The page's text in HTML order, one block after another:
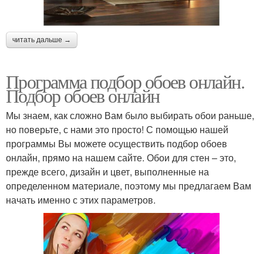
читать дальше →
Программа подбор обоев онлайн.
Подбор обоев онлайн
Мы знаем, как сложно Вам было выбирать обои раньше,
но поверьте, с нами это просто! С помощью нашей
программы Вы можете осуществить подбор обоев
онлайн, прямо на нашем сайте. Обои для стен – это,
прежде всего, дизайн и цвет, выполненные на
определенном материале, поэтому мы предлагаем Вам
начать именно с этих параметров.